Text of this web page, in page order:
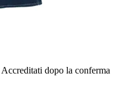
Accreditati dopo la conferma